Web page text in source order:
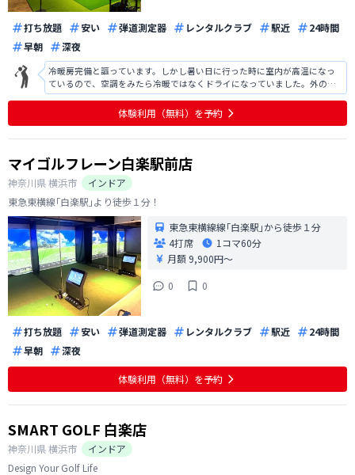
打ち放題 安い 弾道測定器 レンタルクラブ 駅近
24時間
早朝
深夜
冷暖房完備と謳っています。しかし暑い日に行った時に室内が高温になっ
ているので、空調をみたら冷暖ではなくドライになっていました。外の方
が涼しかったです。スポーツをする場所ですが、密閉空間ですのであまり
汗はかきたくありません。これからの暑い時期はドライではなく冷房でお
体験利用（無料）を予約
マイゴルフレーン白楽駅前店
神奈川県横浜市
インドア
東急東横線｢白楽駅｣より徒歩１分！
東急東横線線｢白楽駅｣から徒歩１分
4打席
1コマ60分
月額 9,900円〜
0
0
打ち放題 安い 弾道測定器 レンタルクラブ 駅近
24時間
早朝
深夜
体験利用（無料）を予約
SMART GOLF 白楽店
神奈川県横浜市
インドア
Design Your Golf Life